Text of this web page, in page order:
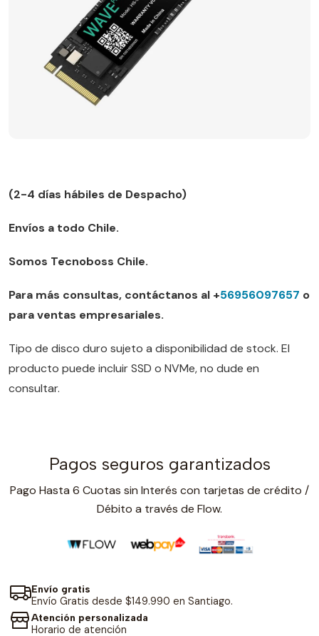
(2-4 días hábiles de Despacho)
Envíos a todo Chile.
Somos Tecnoboss Chile.
Para más consultas, contáctanos al +56956097657 o
para ventas empresariales.
Tipo de disco duro sujeto a disponibilidad de stock. El
producto puede incluir SSD o NVMe, no dude en
consultar.
Pagos seguros garantizados
Pago Hasta 6 Cuotas sin Interés con tarjetas de crédito /
Débito a través de Flow.
Envío gratis
Envío Gratis desde $149.990 en Santiago.
Atención personalizada
Horario de atención